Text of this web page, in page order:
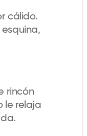
cálido.
rincón
le relaja